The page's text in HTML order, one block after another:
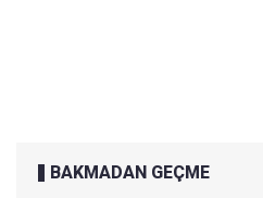
BAKMADAN GEÇME